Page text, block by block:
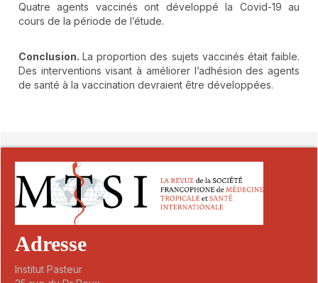
Quatre agents vaccinés ont développé la Covid-19 au
cours de la période de l’étude.
Conclusion.La proportion des sujets vaccinés était faible.
Des interventions visant à améliorer l’adhésion des agents
de santé à la vaccination devraient être développées.
Adresse
Institut Pasteur